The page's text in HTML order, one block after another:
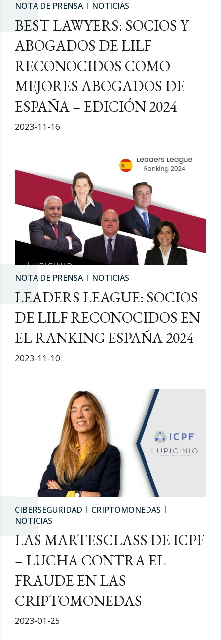
NOTA DE PRENSA NOTICIAS
BEST LAWYERS: SOCIOS Y
ABOGADOS DE LILF
RECONOCIDOS COMO
MEJORES ABOGADOS DE
ESPAÑA – EDICIÓN 2024
2023-11-16
NOTA DE PRENSA NOTICIAS
LEADERS LEAGUE: SOCIOS
DE LILF RECONOCIDOS EN
EL RANKING ESPAÑA 2024
2023-11-10
CIBERSEGURIDAD
CRIPTOMONEDAS
NOTICIAS
LAS MARTESCLASS DE ICPF
– LUCHA CONTRA EL
FRAUDE EN LAS
CRIPTOMONEDAS
2023-01-25